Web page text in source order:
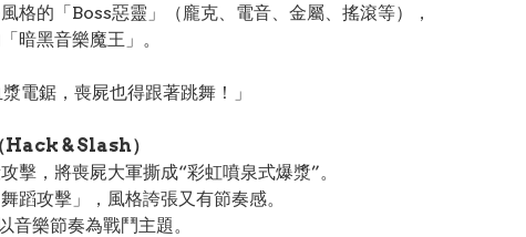
格的「Boss惡靈」（龐克、電音、金屬、搖滾等），
暗黑音樂魔王」。
電鋸，喪屍也得跟著跳舞！」
Hack & Slash）
擊，將喪屍大軍撕成“彩虹噴泉式爆漿”。
蹈攻擊」，風格誇張又有節奏感。
音樂節奏為戰鬥主題。